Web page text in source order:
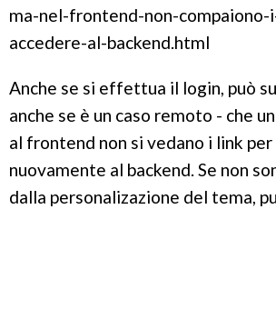
ma-nel-frontend-non-compaiono-
accedere-al-backend.html
Anche se si effettua il login, può
anche se è un caso remoto - che
al frontend non si vedano i link
nuovamente al backend. Se non
dalla personalizazione del tema,